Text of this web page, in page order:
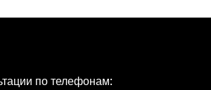
по телефонам: